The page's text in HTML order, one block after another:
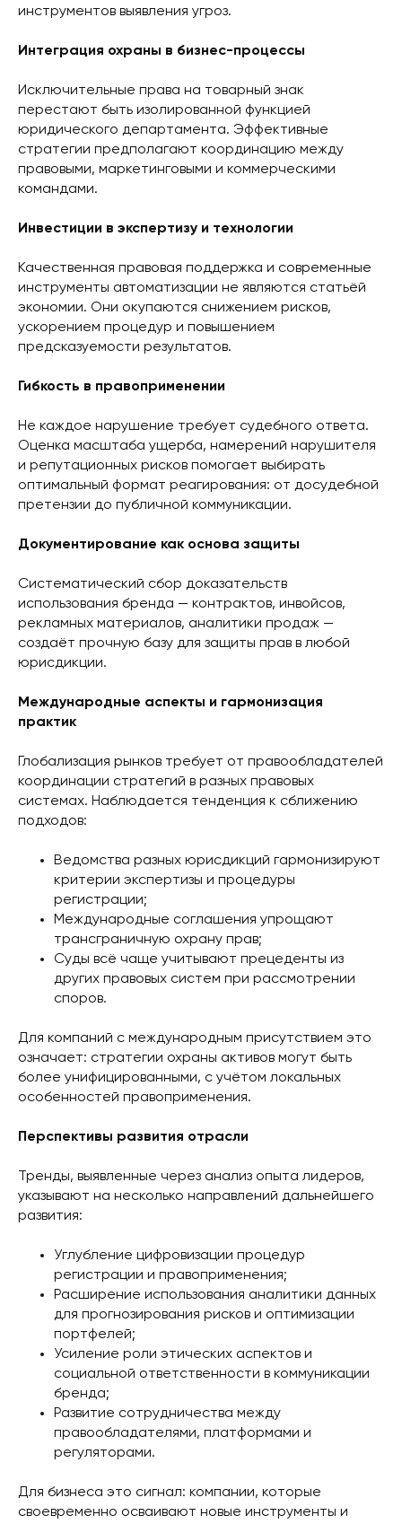
инструментов выявления угроз.
Интеграция охраны в бизнес-процессы
Исключительные права на товарный знак
перестают быть изолированной функцией
юридического департамента. Эффективные
стратегии предполагают координацию между
правовыми, маркетинговыми и коммерческими
командами.
Инвестиции в экспертизу и технологии
Качественная правовая поддержка и современные
инструменты автоматизации не являются статьёй
экономии. Они окупаются снижением рисков,
ускорением процедур и повышением
предсказуемости результатов.
Гибкость в правоприменении
Не каждое нарушение требует судебного ответа.
Оценка масштаба ущерба, намерений нарушителя
и репутационных рисков помогает выбирать
оптимальный формат реагирования: от досудебной
претензии до публичной коммуникации.
Документирование как основа защиты
Систематический сбор доказательств
использования бренда — контрактов, инвойсов,
рекламных материалов, аналитики продаж —
создаёт прочную базу для защиты прав в любой
юрисдикции.
Международные аспекты и гармонизация
практик
Глобализация рынков требует от правообладателей
координации стратегий в разных правовых
системах. Наблюдается тенденция к сближению
подходов:
Ведомства разных юрисдикций гармонизируют
критерии экспертизы и процедуры
регистрации;
Международные соглашения упрощают
трансграничную охрану прав;
Суды всё чаще учитывают прецеденты из
других правовых систем при рассмотрении
споров.
Для компаний с международным присутствием это
означает: стратегии охраны активов могут быть
более унифицированными, с учётом локальных
особенностей правоприменения.
Перспективы развития отрасли
Тренды, выявленные через анализ опыта лидеров,
указывают на несколько направлений дальнейшего
развития:
Углубление цифровизации процедур
регистрации и правоприменения;
Расширение использования аналитики данных
для прогнозирования рисков и оптимизации
портфелей;
Усиление роли этических аспектов и
социальной ответственности в коммуникации
бренда;
Развитие сотрудничества между
правообладателями, платформами и
регуляторами.
Для бизнеса это сигнал: компании, которые
своевременно осваивают новые инструменты и